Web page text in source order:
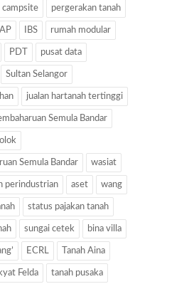
campsite pergerakan tanah
IBS rumah modular
PDT pusat data
Sultan Selangor
jualan hartanah tertinggi
Semula Bandar
Semula Bandar wasiat
perindustrian aset wang
status pajakan tanah
sungai cetek bina villa
ECRL Tanah Aina
Felda tanah pusaka